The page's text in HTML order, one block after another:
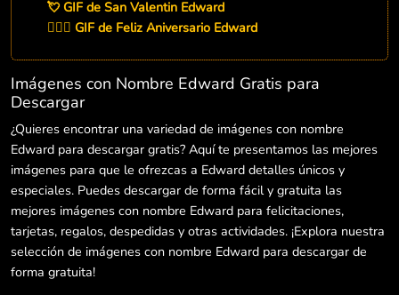
💘 GIF de San Valentin Edward
👨‍❤️‍👨 GIF de Feliz Aniversario Edward
Imágenes con Nombre Edward Gratis para
Descargar
¿Quieres encontrar una variedad de imágenes con nombre
Edward para descargar gratis? Aquí te presentamos las mejores
imágenes para que le ofrezcas a Edward detalles únicos y
especiales. Puedes descargar de forma fácil y gratuita las
mejores imágenes con nombre Edward para felicitaciones,
tarjetas, regalos, despedidas y otras actividades. ¡Explora nuestra
selección de imágenes con nombre Edward para descargar de
forma gratuita!